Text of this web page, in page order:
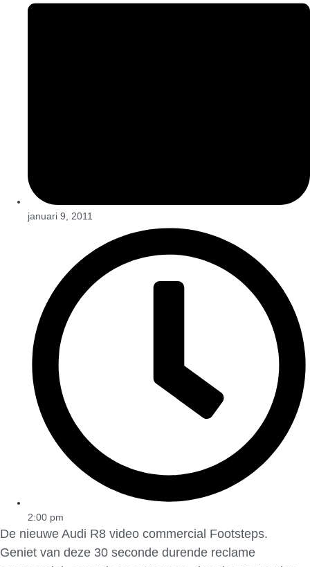
januari 9, 2011
2:00 pm
De nieuwe Audi R8 video commercial Footsteps.
Geniet van deze 30 seconde durende reclame